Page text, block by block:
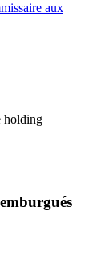
aux
holding